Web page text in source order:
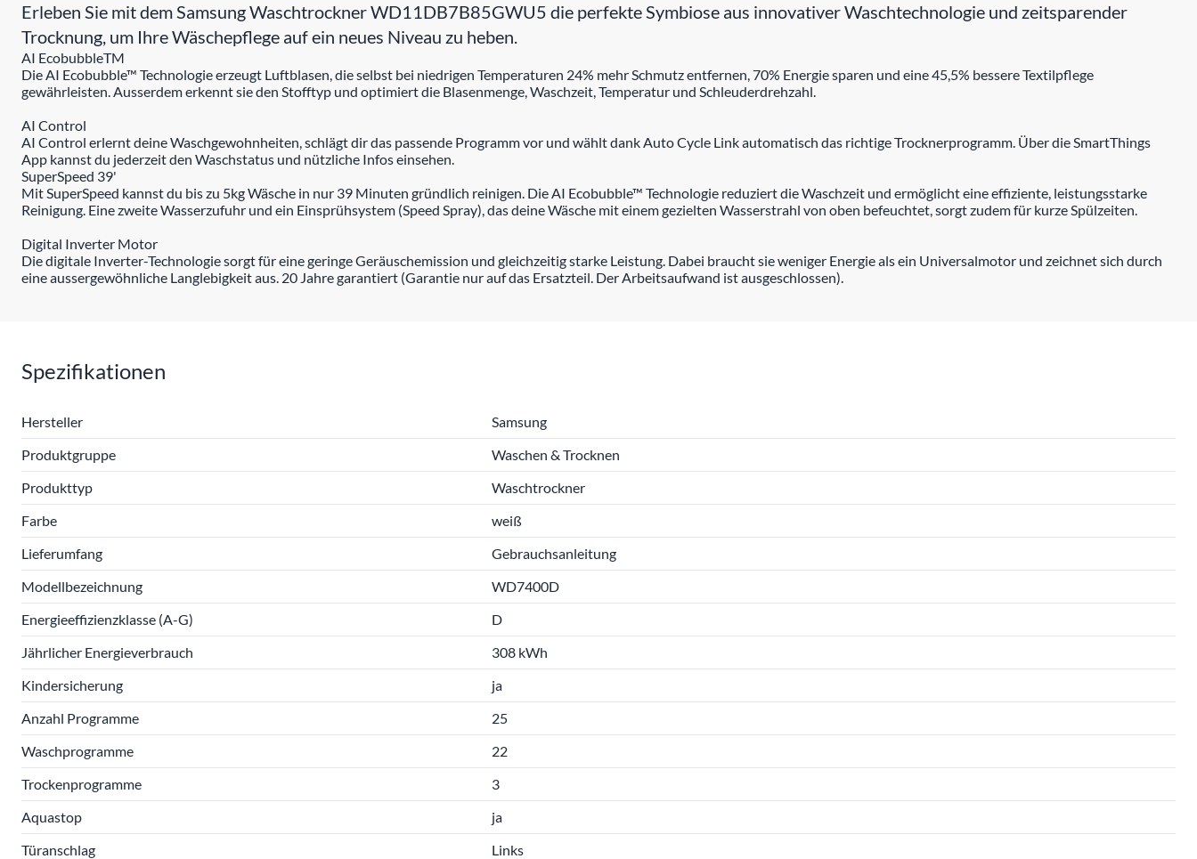
Erleben Sie mit dem Samsung Waschtrockner WD11DB7B85GWU5 die perfekte Symbiose aus innovativer Waschtechnologie und zeitsparender
Trocknung, um Ihre Wäschepflege auf ein neues Niveau zu heben.
AI EcobubbleTM
Die AI Ecobubble™ Technologie erzeugt Luftblasen, die selbst bei niedrigen Temperaturen 24% mehr Schmutz entfernen, 70% Energie sparen und eine 45,5% bessere Textilpflege
gewährleisten. Ausserdem erkennt sie den Stofftyp und optimiert die Blasenmenge, Waschzeit, Temperatur und Schleuderdrehzahl.
AI Control
AI Control erlernt deine Waschgewohnheiten, schlägt dir das passende Programm vor und wählt dank Auto Cycle Link automatisch das richtige Trocknerprogramm. Über die SmartThings
App kannst du jederzeit den Waschstatus und nützliche Infos einsehen.
SuperSpeed 39'
Mit SuperSpeed kannst du bis zu 5kg Wäsche in nur 39 Minuten gründlich reinigen. Die AI Ecobubble™ Technologie reduziert die Waschzeit und ermöglicht eine effiziente, leistungsstarke
Reinigung. Eine zweite Wasserzufuhr und ein Einsprühsystem (Speed Spray), das deine Wäsche mit einem gezielten Wasserstrahl von oben befeuchtet, sorgt zudem für kurze Spülzeiten.
Digital Inverter Motor
Die digitale Inverter-Technologie sorgt für eine geringe Geräuschemission und gleichzeitig starke Leistung. Dabei braucht sie weniger Energie als ein Universalmotor und zeichnet sich durch
eine aussergewöhnliche Langlebigkeit aus. 20 Jahre garantiert (Garantie nur auf das Ersatzteil. Der Arbeitsaufwand ist ausgeschlossen).
Spezifikationen
Hersteller
Samsung
Produktgruppe
Waschen & Trocknen
Produkttyp
Waschtrockner
Farbe
weiß
Lieferumfang
Gebrauchsanleitung
Modellbezeichnung
WD7400D
Energieeffizienzklasse (A-G)
D
Jährlicher Energieverbrauch
308 kWh
Kindersicherung
ja
Anzahl Programme
25
Waschprogramme
22
Trockenprogramme
3
Aquastop
ja
Türanschlag
Links